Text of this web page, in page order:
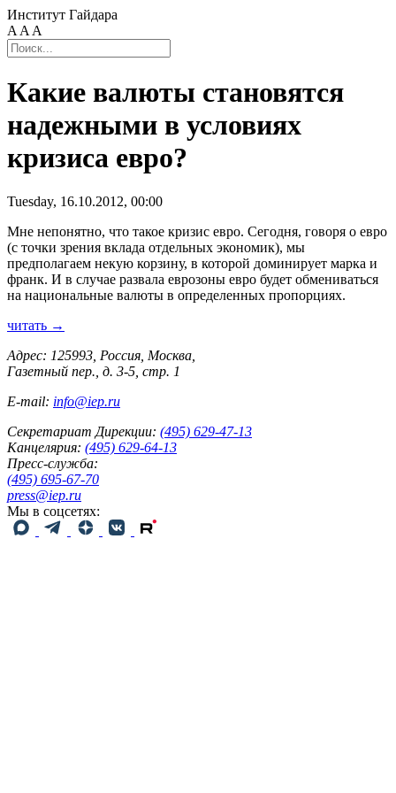
Институт Гайдара
A A A
Какие валюты становятся
надежными в условиях
кризиса евро?
Tuesday, 16.10.2012, 00:00
Мне непонятно, что такое кризис евро. Сегодня, говоря о евро
(с точки зрения вклада отдельных экономик), мы
предполагаем некую корзину, в которой доминирует марка и
франк. И в случае развала еврозоны евро будет обмениваться
на национальные валюты в определенных пропорциях.
читать →
Адрес: 125993, Россия, Москва,
Газетный пер., д. 3-5, стр. 1
E-mail: info@iep.ru
Секретариат Дирекции: (495) 629-47-13
Канцелярия: (495) 629-64-13
Пресс-служба:
(495) 695-67-70
press@iep.ru
Мы в соцсетях: